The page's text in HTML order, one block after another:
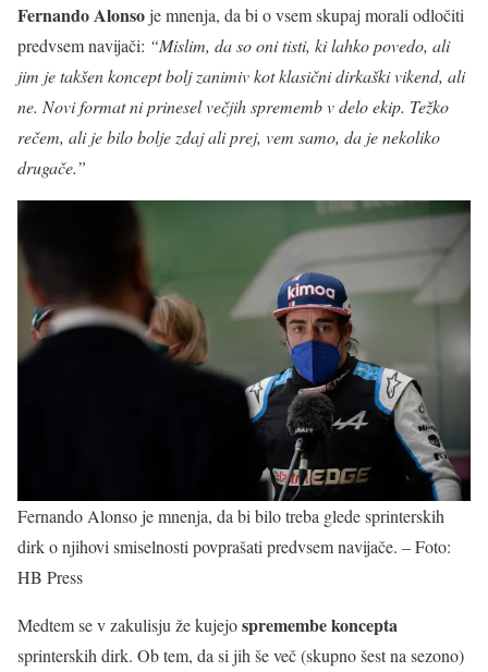
Fernando Alonsoje mnenja, da bi o vsem skupaj morali odločiti
predvsem navijači: “Mislim, da so oni tisti, ki lahko povedo, ali
jim je takšen koncept bolj zanimiv kot klasični dirkaški vikend, ali
ne. Novi format ni prinesel večjih sprememb v delo ekip. Težko
rečem, ali je bilo bolje zdaj ali prej, vem samo, da je nekoliko
drugače.”
Fernando Alonso je mnenja, da bi bilo treba glede sprinterskih
dirk o njihovi smiselnosti povprašati predvsem navijače. – Foto:
HB Press
Medtem se v zakulisju že kujejospremembe koncepta
sprinterskih dirk. Ob tem, da si jih še več (skupno šest na sezono)